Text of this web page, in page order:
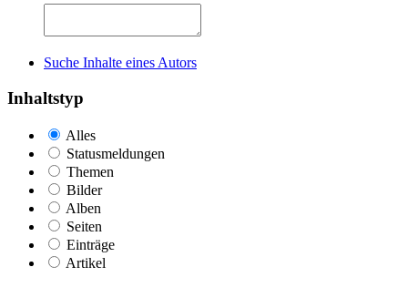
Suche Inhalte eines Autors
Inhaltstyp
Alles
Statusmeldungen
Themen
Bilder
Alben
Seiten
Einträge
Artikel